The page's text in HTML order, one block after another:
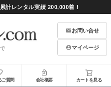
計レンタル実績 200,000着！
お問い合せ
マイページ
ご質問 会社概要 カートを見る